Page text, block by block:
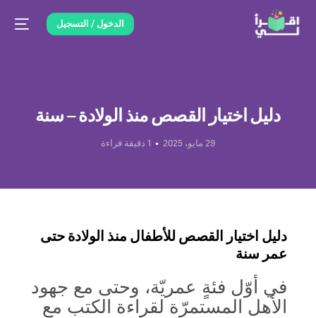
الدخول / التسجيل
دليل اختيار القصص منذ الولادة – سنة
29 مايو، 2025 1 دقيقة قراءة
دليل اختيار القصص للأطفال منذ الولادة حتى
عمر سنة
في أوّل فئةٍ عمريّة، وحتى مع جهود
الأهل المستمرّة لقراءة الكتب مع